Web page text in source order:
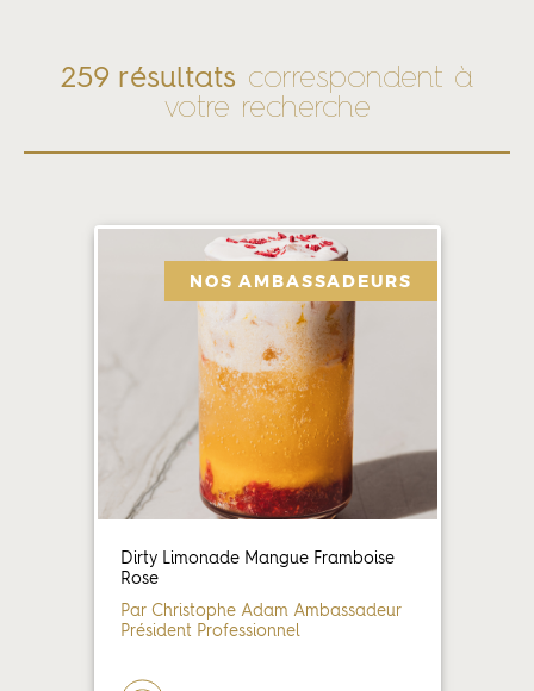
259 résultats correspondent à
votre recherche
NOS AMBASSADEURS
Dirty Limonade Mangue Framboise
Rose
Par Christophe Adam Ambassadeur
Président Professionnel